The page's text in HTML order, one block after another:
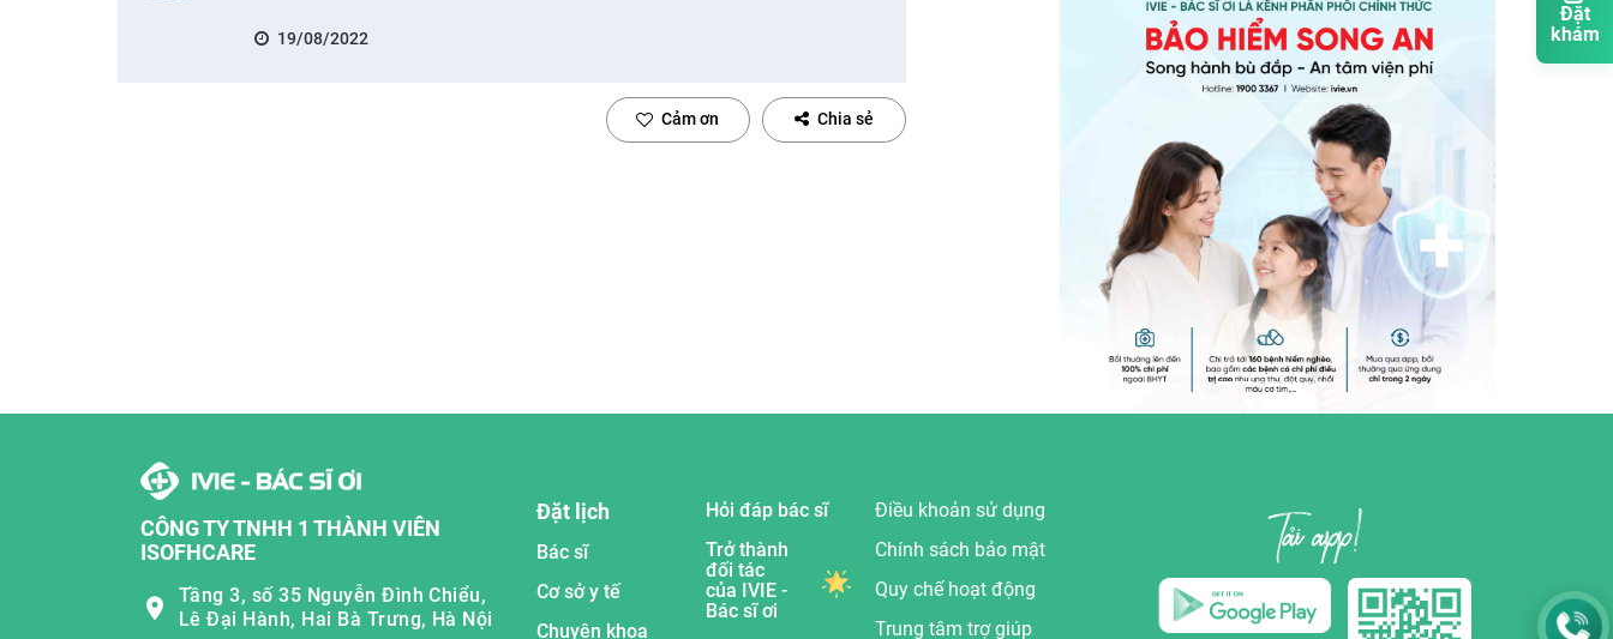
Đặt
khám
19/08/2022
Cảm ơn Chia sẻ
CÔNG TY TNHH 1 THÀNH VIÊN
ISOFHCARE
Tầng 3, số 35 Nguyễn Đình Chiểu,
Lê Đại Hành, Hai Bà Trưng, Hà Nội
Đặt lịch
Bác sĩ
Cơ sở y tế
Chuyên khoa
Hỏi đáp bác sĩ
Trở thành
đối tác
của IVIE -
Bác sĩ ơi
Điều khoản sử dụng
Chính sách bảo mật
Quy chế hoạt động
Trung tâm trợ giúp